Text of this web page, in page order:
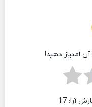
امتیاز دهید!
17